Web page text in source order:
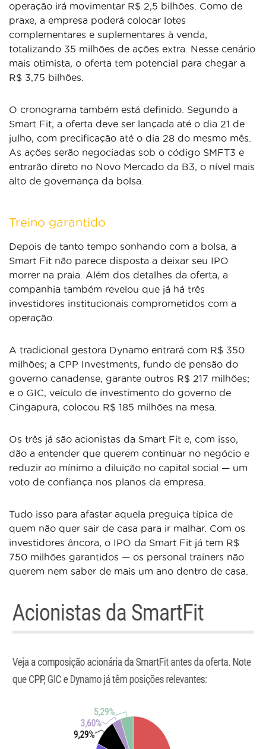
operação irá movimentar R$ 2,5 bilhões. Como de
praxe, a empresa poderá colocar lotes
complementares e suplementares à venda,
totalizando 35 milhões de ações extra. Nesse cenário
mais otimista, o oferta tem potencial para chegar a
R$ 3,75 bilhões.
O cronograma também está definido. Segundo a
Smart Fit, a oferta deve ser lançada até o dia 21 de
julho, com precificação até o dia 28 do mesmo mês.
As ações serão negociadas sob o código SMFT3 e
entrarão direto no Novo Mercado da B3, o nível mais
alto de governança da bolsa.
Treino garantido
Depois de tanto tempo sonhando com a bolsa, a
Smart Fit não parece disposta a deixar seu IPO
morrer na praia. Além dos detalhes da oferta, a
companhia também revelou que já há três
investidores institucionais comprometidos com a
operação.
A tradicional gestora Dynamo entrará com R$ 350
milhões; a CPP Investments, fundo de pensão do
governo canadense, garante outros R$ 217 milhões;
e o GIC, veículo de investimento do governo de
Cingapura, colocou R$ 185 milhões na mesa.
Os três já são acionistas da Smart Fit e, com isso,
dão a entender que querem continuar no negócio e
reduzir ao mínimo a diluição no capital social — um
voto de confiança nos planos da empresa.
Tudo isso para afastar aquela preguiça típica de
quem não quer sair de casa para ir malhar. Com os
investidores âncora, o IPO da Smart Fit já tem R$
750 milhões garantidos — os personal trainers não
querem nem saber de mais um ano dentro de casa.